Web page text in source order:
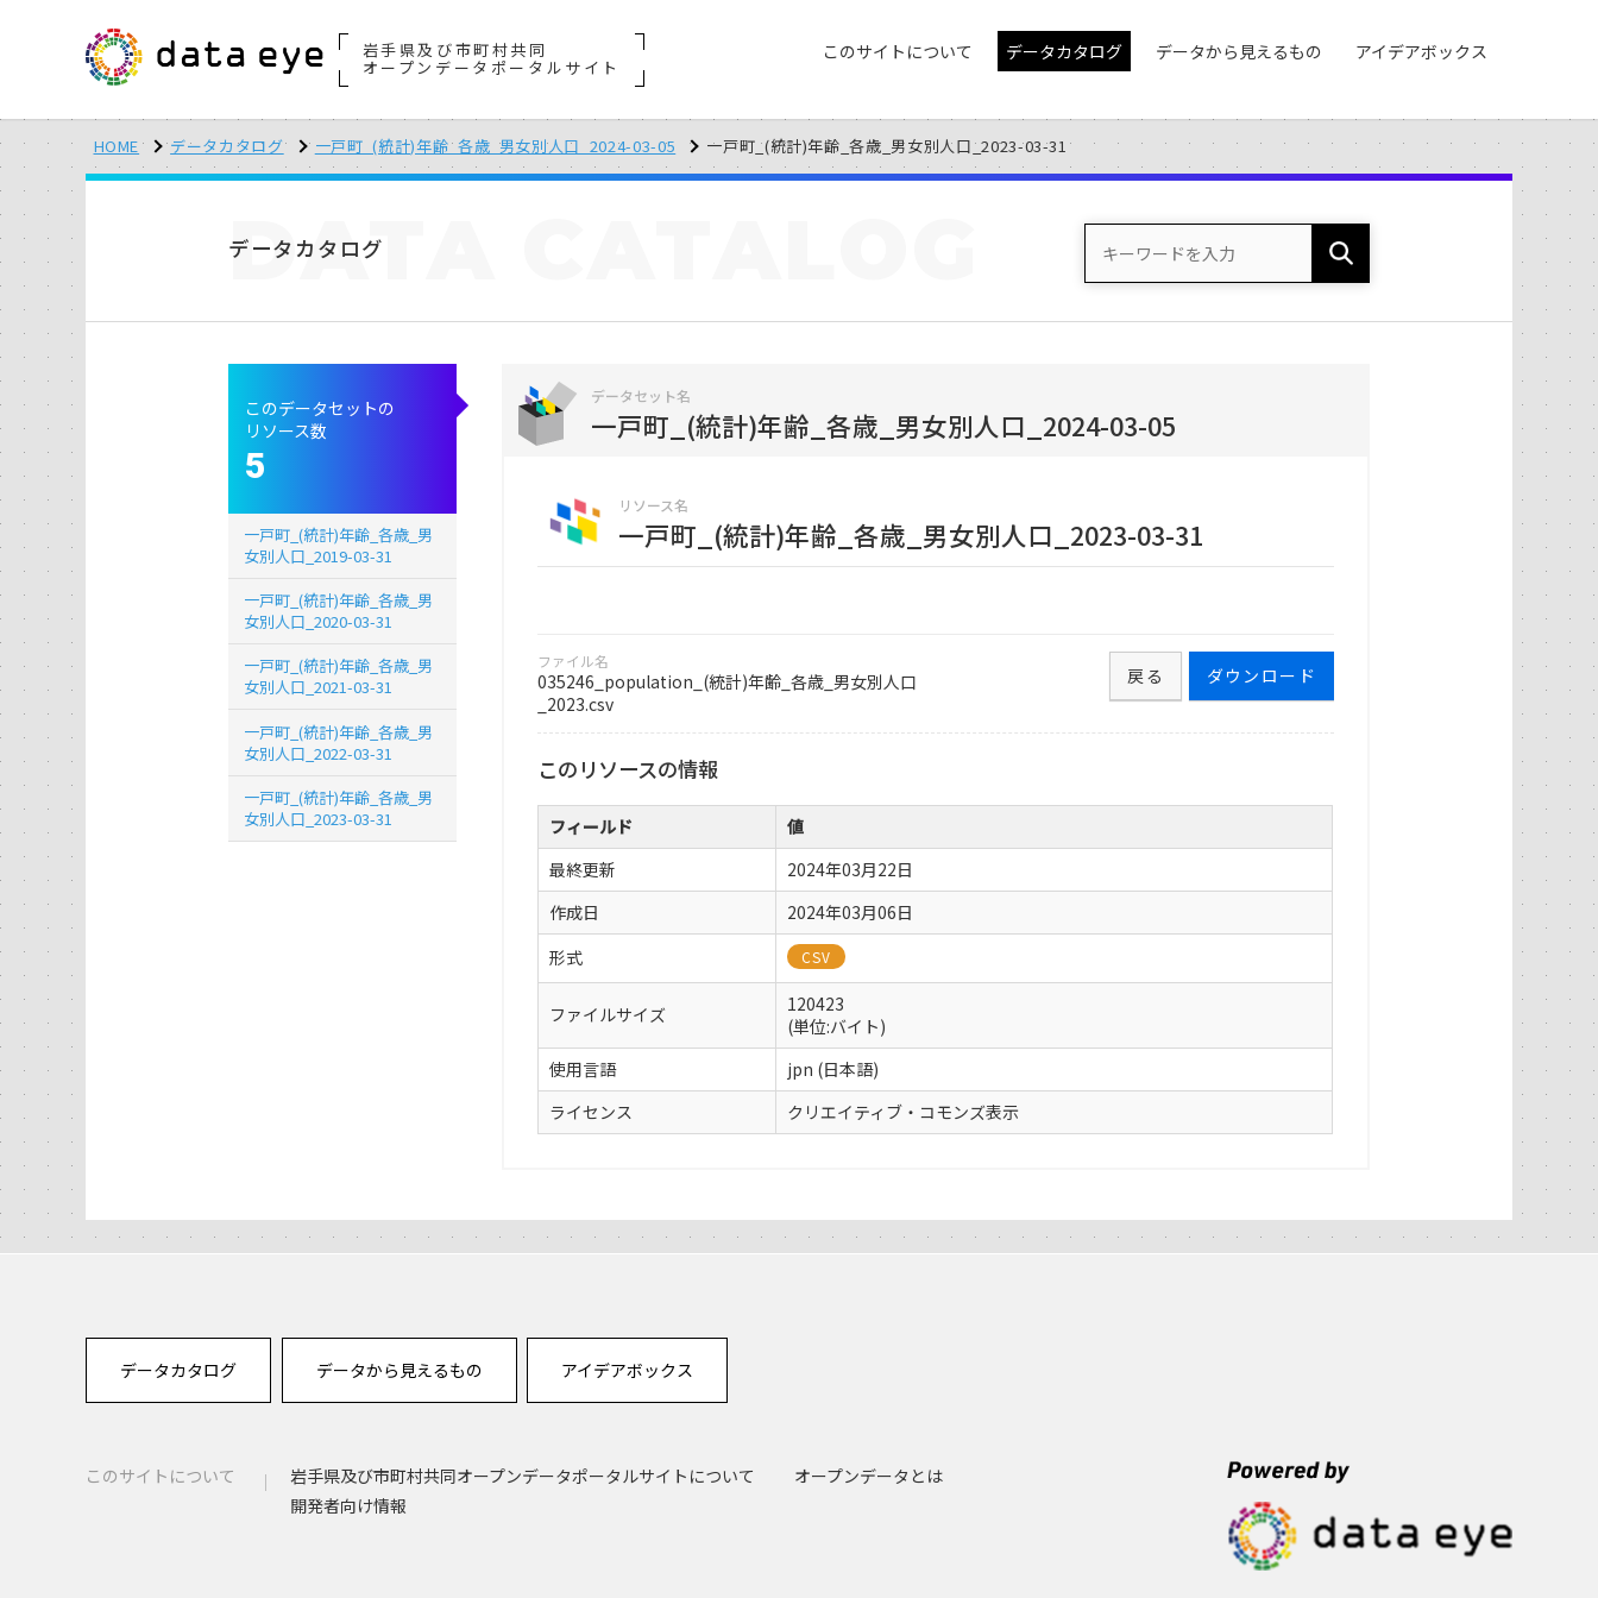
岩手県及び市町村共同
オープンデータポータルサイト
このサイトについて データカタログ データから見えるもの アイデアボックス
HOME データカタログ 一戸町_(統計)年齢_各歳_男女別人口_2024-03-05 一戸町_(統計)年齢_各歳_男女別人口_2023-03-31
データカタログ
DATA
データセット名
一戸町_(統計)年齢_各歳_男女別人口_2024-03-05
リソース名
一戸町_(統計)年齢_各歳_男女別人口_2023-03-31
ファイル名
035246_population_(統計)年齢_各歳_男女別人口
_2023.csv
ダウンロード
戻る
このリソースの情報
フィールド
値
最終更新
2024年03月22日
作成日
2024年03月06日
形式
CSV
ファイルサイズ
120423
(単位:バイト)
使用言語
jpn (日本語)
ライセンス
クリエイティブ・コモンズ表示
このデータセットの
リソース数
5
一戸町_(統計)年齢_各歳_男
女別人口_2019-03-31
一戸町_(統計)年齢_各歳_男
女別人口_2020-03-31
一戸町_(統計)年齢_各歳_男
女別人口_2021-03-31
一戸町_(統計)年齢_各歳_男
女別人口_2022-03-31
一戸町_(統計)年齢_各歳_男
女別人口_2023-03-31
データカタログ データから見えるもの アイデアボックス
このサイトについて 岩手県及び市町村共同オープンデータポータルサイトについて
オープンデータとは
開発者向け情報